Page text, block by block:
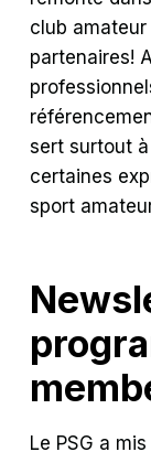
club
partenaires!
sert surtout à
certaines
sport
Le PSG a